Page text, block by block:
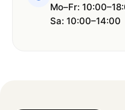
Mo–Fr:
Sa: 10:00–14:00